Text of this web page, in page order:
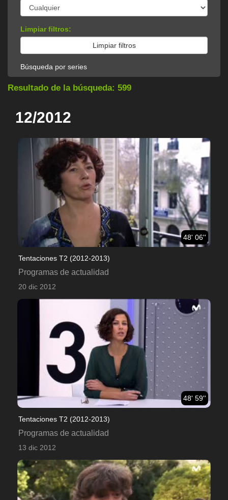
Limpiar filtros:
Búsqueda por series
Resultado de la búsqueda: 599
12/2012
48' 06''
Tentaciones T2 (2012-2013)
Programas de actualidad
20 dic 2012
48' 59''
Tentaciones T2 (2012-2013)
Programas de actualidad
13 dic 2012